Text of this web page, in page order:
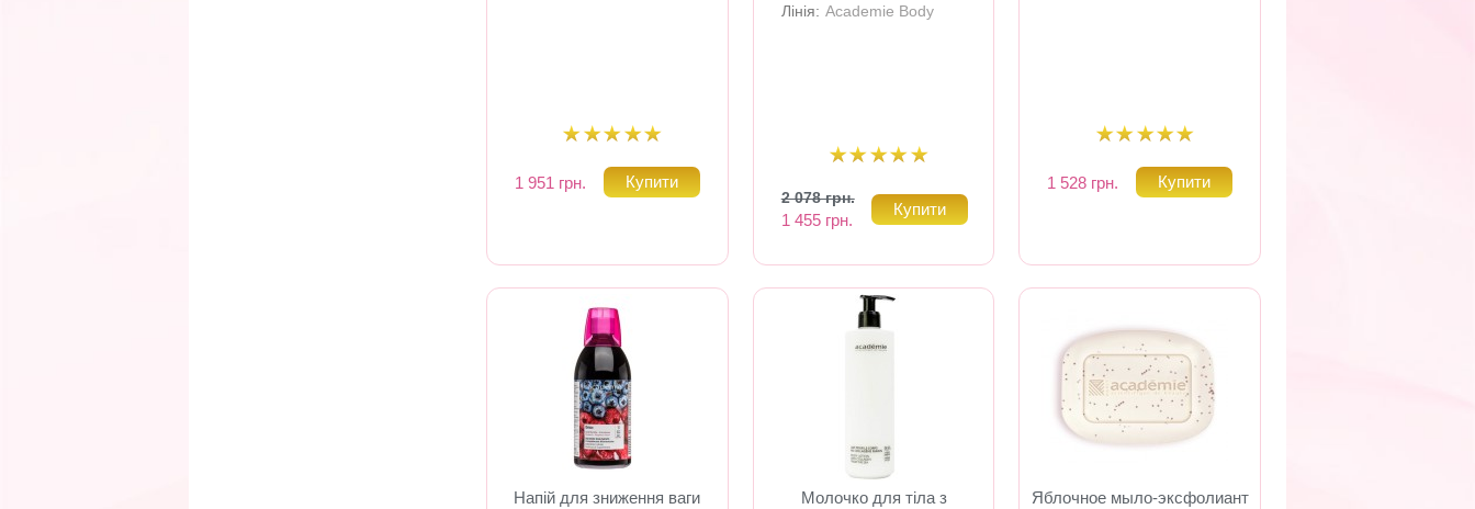
1 951 грн.
Лінія: Academie Body
2 078 грн.
1 455 грн.
1 528 грн.
Напій для зниження ваги
Молочко для тіла з
Яблочное мыло-эксфолиант